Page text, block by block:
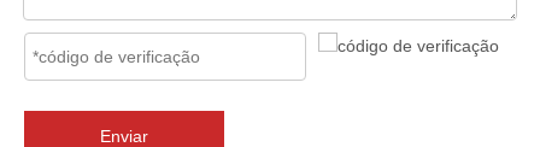
J-VALVES fornece válvulas borboleta de flange excêntrica tripla
Enviar